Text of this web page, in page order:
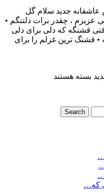
جدید سلام گل
عزیزم ، چقدر برات دلتنگم •
قشنگه که دلی برای دلی
• قشنگ ترین غزلم را برای
بسته هستند
که…